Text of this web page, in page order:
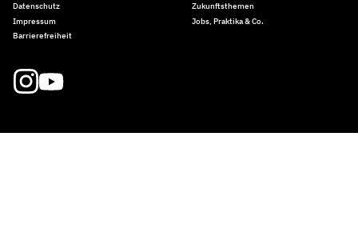
Datenschutz
Impressum
Barrierefreiheit
Zukunftsthemen
Jobs, Praktika & Co.